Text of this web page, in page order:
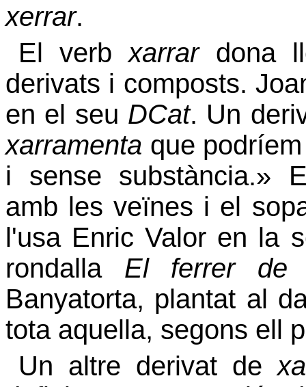
xerrar.
El verbxarrardona
derivats i composts.
en el seu DCat. Un
xarramenta que
i sense substància.»
amb les veïnes i el
l'usa Enric Valor en la
rondalla El ferrer de
Banyatorta, plantat al
tota aquella, segons ell
Un altre derivat de